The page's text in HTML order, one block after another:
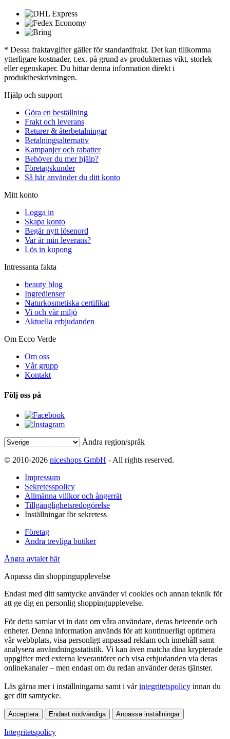
* Dessa fraktavgifter gäller för standardfrakt. Det kan tillkomma
ytterligare kostnader, t.ex. på grund av produkternas vikt, storlek
eller egenskaper. Du hittar denna information direkt i
produktbeskrivningen.
Hjälp och support
Göra en beställning
Frakt och leverans
Returer & återbetalningar
Betalningsalternativ
Kampanjer och rabatter
Behöver du mer hjälp?
Företagskunder
Så här använder du ditt konto
Mitt konto
Logga in
Skapa konto
Begär nytt lösenord
Var är min leverans?
Lös in kupong
Intressanta fakta
beauty blog
Ingredienser
Naturkosmetiska certifikat
Vi och vår miljö
Aktuella erbjudanden
Om Ecco Verde
Om oss
Vår grupp
Kontakt
Följ oss på
Ändra region/språk
© 2010-2026 niceshops GmbH - All rights reserved.
Impressum
Sekretesspolicy
Allmänna villkor och ångerrät
Tillgänglighetsredogörelse
Inställningar för sekretess
Företag
Andra trevliga butiker
Ångra avtalet här
Anpassa din shoppingupplevelse
Endast med ditt samtycke använder vi cookies och annan teknik för
att ge dig en personlig shoppingupplevelse.
För detta samlar vi in data om våra användare, deras beteende och
enheter. Denna information används för att kontinuerligt optimera
vår webbplats, visa personligt anpassad reklam och innehåll samt
analysera användningsstatistik. Vi kan även matcha dina krypterade
uppgifter med externa leverantörer och visa erbjudanden via deras
onlinekanaler – men endast om du redan använder deras tjänster.
Läs gärna mer i inställningarna samt i vårintegritetspolicy innan du
ger ditt samtycke.
Acceptera Endast nödvändiga Anpassa inställningar
Integritetspolicy